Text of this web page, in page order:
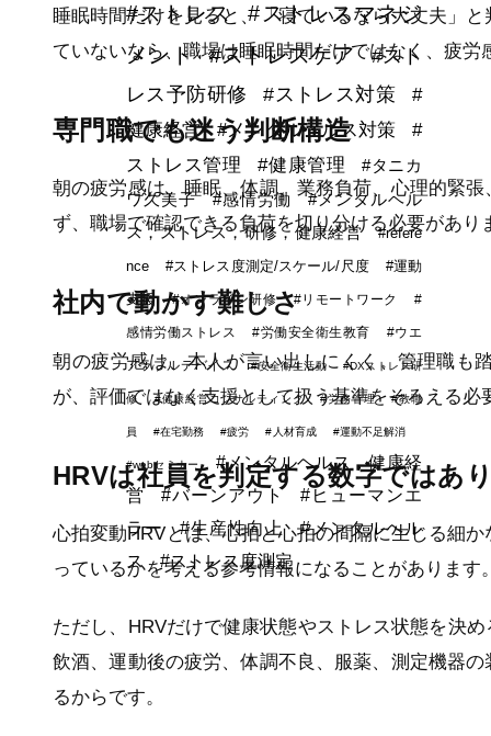
睡眠時間だけを見ると、「寝ているなら大丈夫」
ていないなら、職場は睡眠時間だけではなく、疲
専門職でも迷う判断構造
朝の疲労感は、睡眠、体調、業務負荷、心理的緊
ず、職場で確認できる負荷を切り分ける必要があり
社内で動かす難しさ
朝の疲労感は、本人が言い出しにくく、管理職も
が、評価ではなく支援として扱う基準をそろえる必
HRVは社員を判定する数字ではあ
心拍変動HRVとは、心拍と心拍の間隔に生じる細
っているかを考える参考情報になることがあります
ただし、HRVだけで健康状態やストレス状態を決
飲酒、運動後の疲労、体調不良、服薬、測定機器
るからです。
#ストレス
#ストレスマネジ
メント
#ストレスケア
#スト
レス予防研修
#ストレス対策
#
健康経営
#メンタルヘルス対策
#
ストレス管理
#健康管理
#タニカ
ワ久美子
#感情労働
#メンタルヘル
ス，ストレス，研修，健康経営
#refere
nce
#ストレス度測定/スケール/尺度
#運動
支援
#オンライン研修 #リモートワーク #
感情労働ストレス #労働安全衛生教育 #ウエ
アラブルデバイス #安全衛生活動 #DXストレス研
修 #健康経営コンサルティング #労務管理 #教職
員 #在宅勤務 #疲労 #人材育成 #運動不足解消
#webセミナー
#メンタルヘルス，健康経
営
#バーンアウト
#ヒューマンエ
ラー
#生産性向上
#メンタルヘル
ス
#ストレス度測定